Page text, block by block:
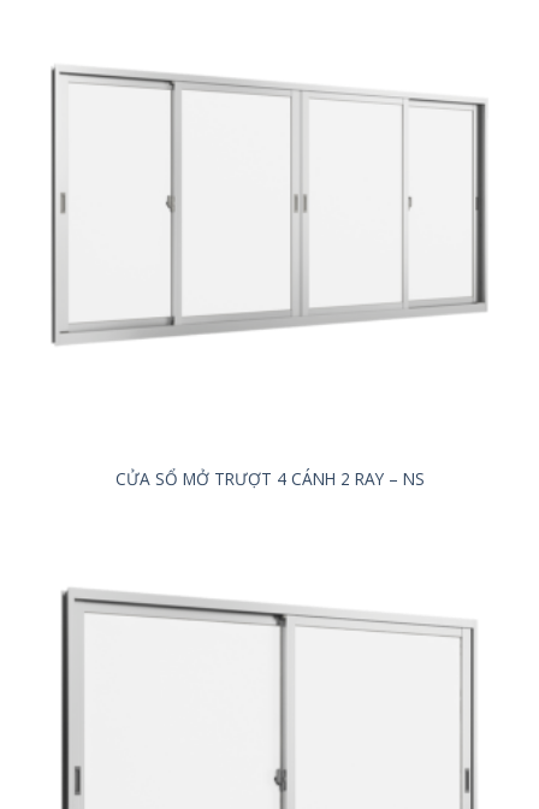
CỬA SỔ MỞ TRƯỢT 4 CÁNH 2 RAY – NS